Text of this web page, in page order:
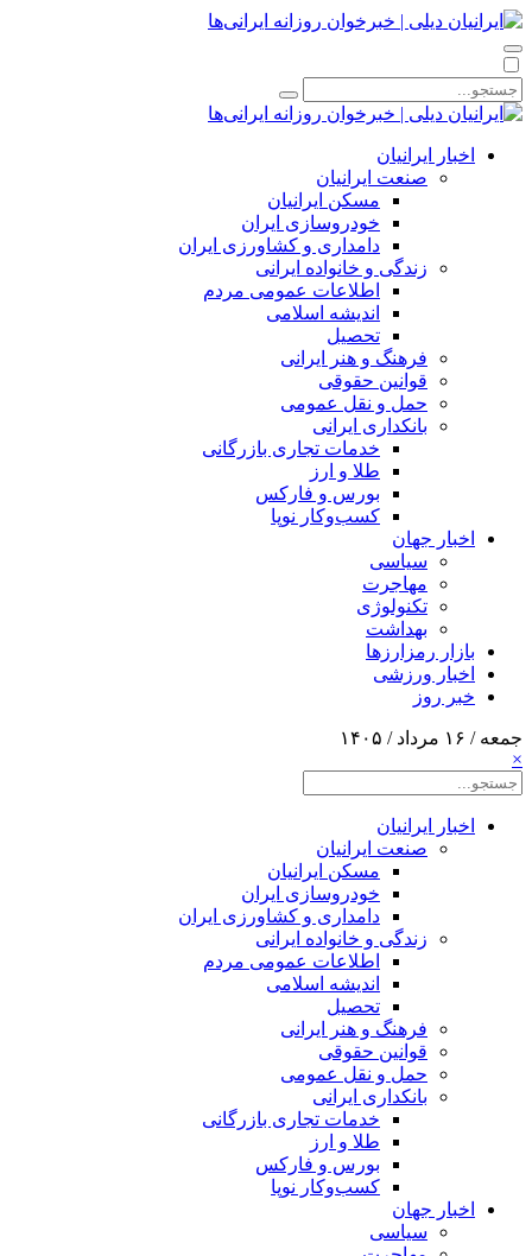
اخبار ایرانیان
صنعت ایرانیان
مسکن ایرانیان
خودروسازی ایران
دامداری و کشاورزی ایران
زندگی و خانواده ایرانی
اطلاعات عمومی مردم
اندیشه اسلامی
تحصیل
فرهنگ و هنر ایرانی
قوانین حقوقی
حمل و نقل عمومی
بانکداری ایرانی
خدمات تجاری بازرگانی
طلا و ارز
بورس و فارکس
کسب‌وکار نوپا
اخبار جهان
سیاسی
مهاجرت
تکنولوژی
بهداشت
بازار رمزارزها
اخبار ورزشی
خبر روز
جمعه / ۱۶ مرداد / ۱۴۰۵
×
اخبار ایرانیان
صنعت ایرانیان
مسکن ایرانیان
خودروسازی ایران
دامداری و کشاورزی ایران
زندگی و خانواده ایرانی
اطلاعات عمومی مردم
اندیشه اسلامی
تحصیل
فرهنگ و هنر ایرانی
قوانین حقوقی
حمل و نقل عمومی
بانکداری ایرانی
خدمات تجاری بازرگانی
طلا و ارز
بورس و فارکس
کسب‌وکار نوپا
اخبار جهان
سیاسی